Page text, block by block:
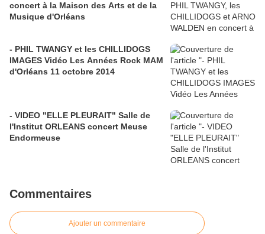
concert à la Maison des Arts et de la
Musique d'Orléans
- PHIL TWANGY et les CHILLIDOGS
IMAGES Vidéo Les Années Rock MAM
d'Orléans 11 octobre 2014
- VIDEO "ELLE PLEURAIT" Salle de
l'Institut ORLEANS concert Meuse
Endormeuse
Commentaires
Ajouter un commentaire